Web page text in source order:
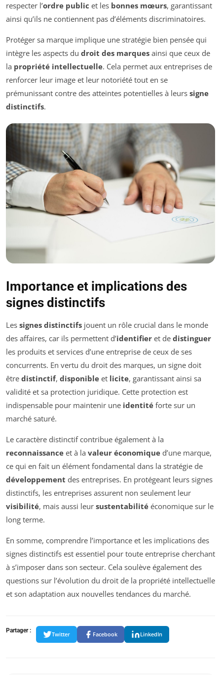
respecter l’ordre public et les bonnes mœurs, garantissant
ainsi qu’ils ne contiennent pas d’éléments discriminatoires.
Protéger sa marque implique une stratégie bien pensée qui
intègre les aspects du droit des marques ainsi que ceux de
la propriété intellectuelle. Cela permet aux entreprises de
renforcer leur image et leur notoriété tout en se
prémunissant contre des atteintes potentielles à leurs signe
distinctifs.
Importance et implications des
signes distinctifs
Les signes distinctifs jouent un rôle crucial dans le monde
des affaires, car ils permettent d’identifier et de distinguer
les produits et services d’une entreprise de ceux de ses
concurrents. En vertu du droit des marques, un signe doit
être distinctif, disponible et licite, garantissant ainsi sa
validité et sa protection juridique. Cette protection est
indispensable pour maintenir une identité forte sur un
marché saturé.
Le caractère distinctif contribue également à la
reconnaissance et à la valeur économique d’une marque,
ce qui en fait un élément fondamental dans la stratégie de
développement des entreprises. En protégeant leurs signes
distinctifs, les entreprises assurent non seulement leur
visibilité, mais aussi leur sustentabilité économique sur le
long terme.
En somme, comprendre l’importance et les implications des
signes distinctifs est essentiel pour toute entreprise cherchant
à s’imposer dans son secteur. Cela soulève également des
questions sur l’évolution du droit de la propriété intellectuelle
et son adaptation aux nouvelles tendances du marché.
Partager :
Twitter Facebook LinkedIn